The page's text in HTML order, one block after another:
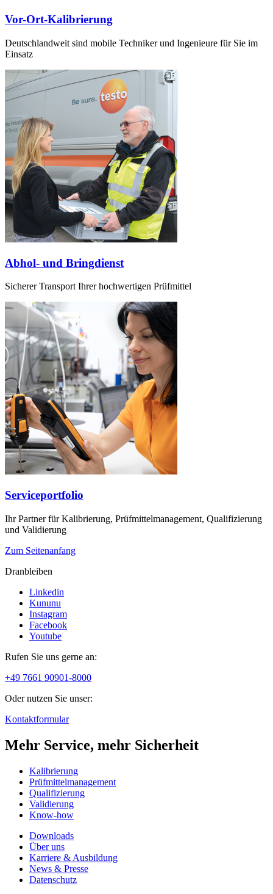
Vor-Ort-Kalibrierung
Deutschlandweit sind mobile Techniker und Ingenieure für Sie im
Einsatz
Abhol- und Bringdienst
Sicherer Transport Ihrer hochwertigen Prüfmittel
Serviceportfolio
Ihr Partner für Kalibrierung, Prüfmittelmanagement, Qualifizierung
und Validierung
Zum Seitenanfang
Dranbleiben
Linkedin
Kununu
Instagram
Facebook
Youtube
Rufen Sie uns gerne an:
+49 7661 90901-8000
Oder nutzen Sie unser:
Kontaktformular
Mehr Service, mehr Sicherheit
Kalibrierung
Prüfmittelmanagement
Qualifizierung
Validierung
Know-how
Downloads
Über uns
Karriere & Ausbildung
News & Presse
Datenschutz